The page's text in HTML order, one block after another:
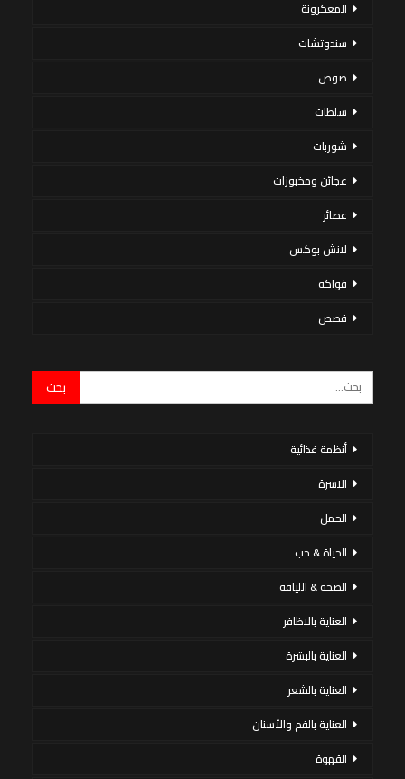
المعكرونة
سندوتشات
صوص
سلطات
شوربات
عجائن ومخبوزات
عصائر
لانش بوكس
فواكه
قصص
أنظمة غذائية
الاسرة
الحمل
الحياة & حب
الصحة & اللياقة
العناية بالاظافر
العناية بالبشرة
العناية بالشعر
العناية بالفم والأسنان
القهوة